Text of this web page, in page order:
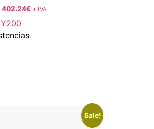
402.24€ + IVA
Sale!